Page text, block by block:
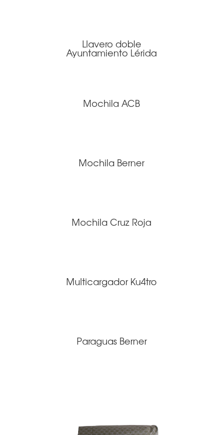
Llavero doble
Ayuntamiento Lérida
Mochila ACB
Mochila Berner
Mochila Cruz Roja
Multicargador Ku4tro
Paraguas Berner